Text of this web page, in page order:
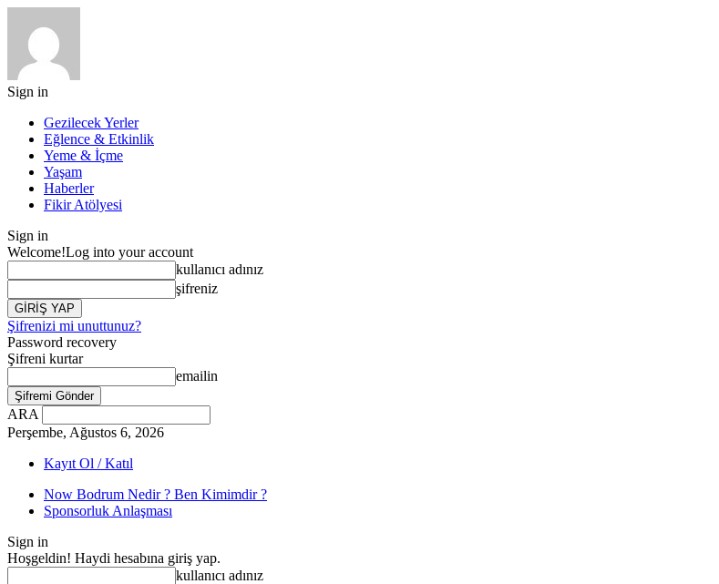
Sign in
Gezilecek Yerler
Eğlence & Etkinlik
Yeme & İçme
Yaşam
Haberler
Fikir Atölyesi
Sign in
Welcome!Log into your account
kullanıcı adınız
şifreniz
Şifrenizi mi unuttunuz?
Password recovery
Şifreni kurtar
emailin
ARA
Perşembe, Ağustos 6, 2026
Kayıt Ol / Katıl
Now Bodrum Nedir ? Ben Kimimdir ?
Sponsorluk Anlaşması
Sign in
Hoşgeldin! Haydi hesabına giriş yap.
kullanıcı adınız